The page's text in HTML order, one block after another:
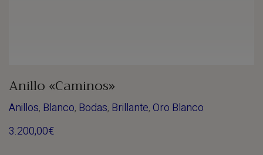
Anillo «Caminos»
Anillos, Blanco, Bodas, Brillante,Oro Blanco
3.200,00€